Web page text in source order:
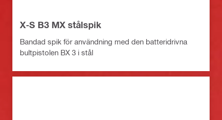
X-S B3 MX stålspik
Bandad spik för användning med den batteridrivna
bultpistolen BX 3 i stål